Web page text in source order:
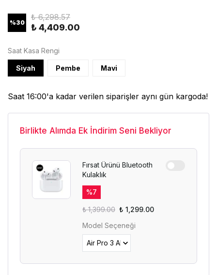
%30
₺ 6,298.57
₺ 4,409.00
Saat Kasa Rengi
Siyah Pembe Mavi
Saat 16:00'a kadar verilen siparişler aynı gün kargoda!
Birlikte Alımda Ek İndirim Seni Bekliyor
Fırsat Ürünü Bluetooth
Kulaklık
%7
₺ 1,399.00 ₺ 1,299.00
Model Seçeneği